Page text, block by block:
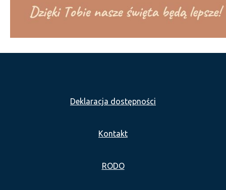
Deklaracja dostępności
Kontakt
RODO